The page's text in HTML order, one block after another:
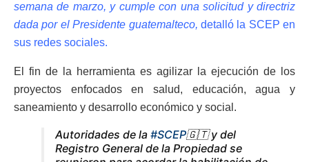
semana de marzo, y cumple con una solicitud y directriz
dada por el Presidente guatemalteco, detalló la SCEP en
sus redes sociales.
El fin de la herramienta es agilizar la ejecución de los
proyectos enfocados en salud, educación, agua y
saneamiento y desarrollo económico y social.
Autoridades de la #SCEP🇬🇹 y del
Registro General de la Propiedad se